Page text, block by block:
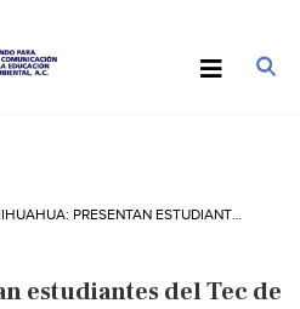
estudiantes del Tec de